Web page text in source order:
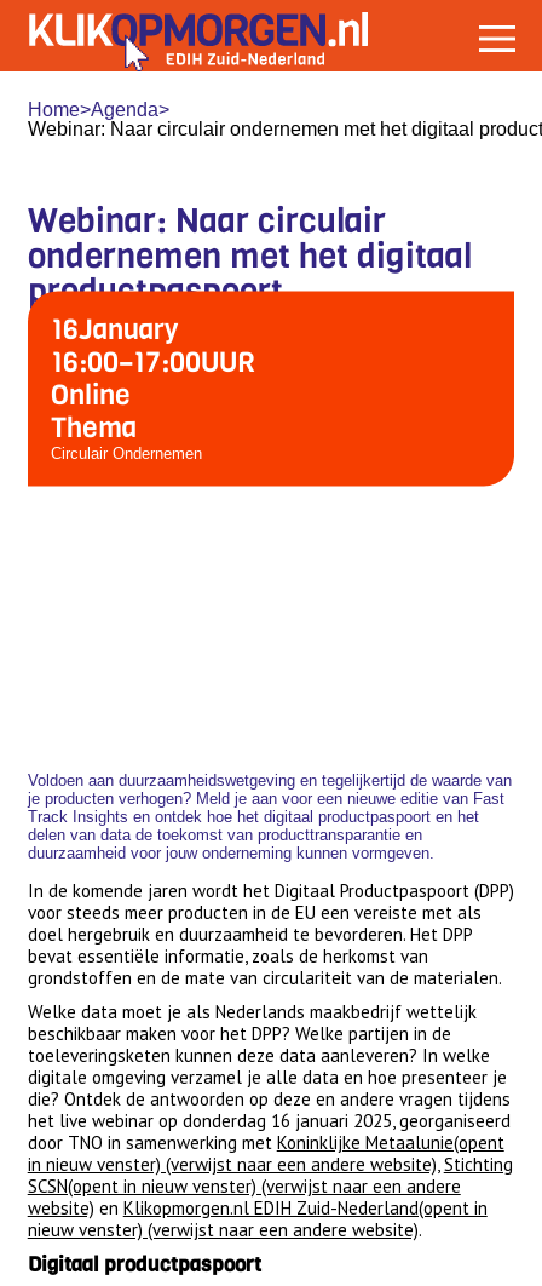
Home>Agenda>
Webinar: Naar circulair ondernemen met het digitaal
Webinar: Naar circulair
ondernemen met het digitaal
productpaspoort
16January
16:00–17:00UUR
Online
Thema
Circulair Ondernemen
Voldoen aan duurzaamheidswetgeving en tegelijkertijd de waarde van
je producten verhogen? Meld je aan voor een nieuwe editie van Fast
Track Insights en ontdek hoe het digitaal productpaspoort en het
delen van data de toekomst van producttransparantie en
duurzaamheid voor jouw onderneming kunnen vormgeven.
In de komende jaren wordt het Digitaal Productpaspoort (DPP)
voor steeds meer producten in de EU een vereiste met als
doel hergebruik en duurzaamheid te bevorderen. Het DPP
bevat essentiële informatie, zoals de herkomst van
grondstoffen en de mate van circulariteit van de materialen.
Welke data moet je als Nederlands maakbedrijf wettelijk
beschikbaar maken voor het DPP? Welke partijen in de
toeleveringsketen kunnen deze data aanleveren? In welke
digitale omgeving verzamel je alle data en hoe presenteer je
die? Ontdek de antwoorden op deze en andere vragen tijdens
het live webinar op donderdag 16 januari 2025, georganiseerd
door TNO in samenwerking met Koninklijke Metaalunie(opent
in nieuw venster) (verwijst naar een andere website) Stichting
SCSN(opent in nieuw venster) (verwijst naar een andere
website) en Klikopmorgen.nl EDIH Zuid-Nederland(opent in
nieuw venster) (verwijst naar een andere website).
Digitaal productpaspoort